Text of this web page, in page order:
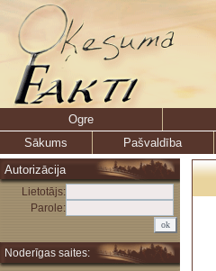
Ogre
Sākums
Pašvaldība
Autorizācija
Lietotājs:
Parole:
Noderīgas saites: